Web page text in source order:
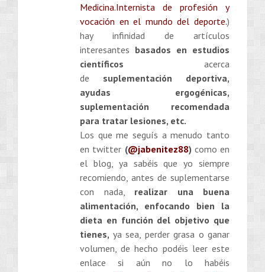
Medicina.Internista de profesión y
vocación en el mundo del deporte.)
hay infinidad de artículos
interesantes basados en estudios
científicos acerca
de suplementación deportiva,
ayudas ergogénicas,
suplementación recomendada
para tratar lesiones, etc.
Los que me seguís a menudo tanto
en twitter (@jabenitez88) como en
el blog, ya sabéis que yo siempre
recomiendo, antes de suplementarse
con nada, realizar una buena
alimentación, enfocando bien la
dieta en función del objetivo que
tienes, ya sea, perder grasa o ganar
volumen, de hecho podéis leer este
enlace si aún no lo habéis